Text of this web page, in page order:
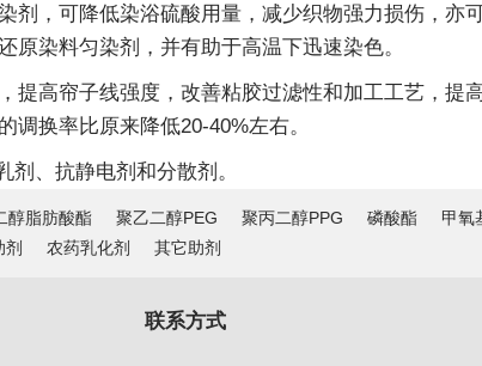
剂，可降低染浴硫酸用量，减少织物强力损伤，亦
原染料匀染剂，并有助于高温下迅速染色。
提高帘子线强度，改善粘胶过滤性和加工工艺，提
调换率比原来降低20-40%左右。
剂、抗静电剂和分散剂。
醇脂肪酸酯 聚乙二醇PEG 聚丙二醇PPG 磷酸酯
甲氧
剂 农药乳化剂 其它助剂
联系方式